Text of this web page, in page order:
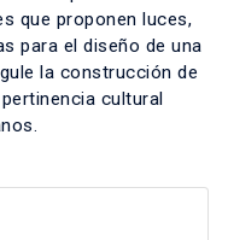
que proponen luces,
para el diseño de una
la construcción de
cultural